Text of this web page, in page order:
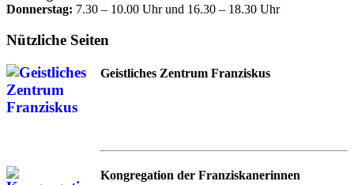
Donnerstag: 7.30 – 10.00 Uhr und 16.30 – 18.30 Uhr
Nützliche Seiten
Geistliches Zentrum Franziskus
Kongregation der Franziskanerinnen